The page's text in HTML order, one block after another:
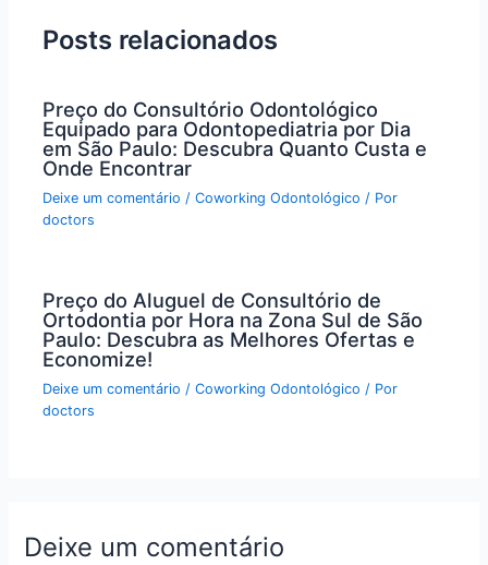
Posts relacionados
Preço do Consultório Odontológico
Equipado para Odontopediatria por Dia
em São Paulo: Descubra Quanto Custa e
Onde Encontrar
Deixe um comentário /Coworking Odontológico / Por
doctors
Preço do Aluguel de Consultório de
Ortodontia por Hora na Zona Sul de São
Paulo: Descubra as Melhores Ofertas e
Economize!
Deixe um comentário /Coworking Odontológico / Por
doctors
Deixe um comentário